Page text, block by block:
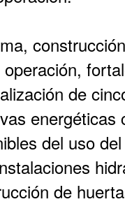
de
del uso
de